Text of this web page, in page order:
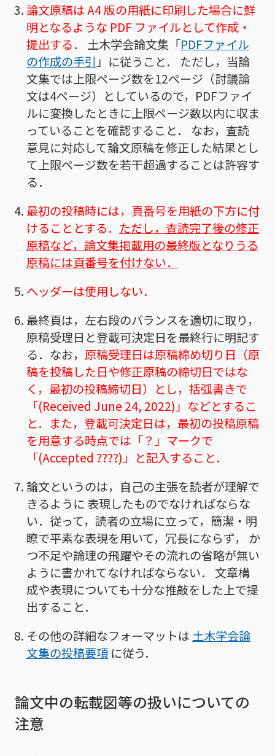
論文原稿は A4 版の用紙に印刷した場合に鮮
明となるような PDF ファイルとして作成・
提出する． 土木学会論文集「PDFファイル
の作成の手引」に従うこと． ただし，当論
文集では上限ページ数を12ページ（討議論
文は4ページ）としているので，PDFファイ
ルに変換したときに上限ページ数以内に収ま
っていることを確認すること． なお，査読
意見に対応して論文原稿を修正した結果とし
て上限ページ数を若干超過することは許容す
る．
最初の投稿時には，頁番号を用紙の下方に付
けることとする． ただし，査読完了後の修正
原稿など，論文集掲載用の最終版となりうる
原稿には頁番号を付けない．
ヘッダーは使用しない．
最終頁は，左右段のバランスを適切に取り，
原稿受理日と登載可決定日を最終行に明記す
る．なお， 原稿受理日は原稿締め切り日（原
稿を投稿した日や修正原稿の締切日ではな
く，最初の投稿締切日）とし，括弧書きで
「(Received June 24, 2022)」などとするこ
と．また，登載可決定日は，最初の投稿原稿
を用意する時点では「？」マークで
「(Accepted ????)」と記入すること．
論文というのは，自己の主張を読者が理解で
きるように 表現したものでなければならな
い．従って，読者の立場に立って，簡潔・明
瞭で平素な表現を用いて，冗長にならず， か
つ不足や論理の飛躍やその流れの省略が無い
ように書かれてなければならない． 文章構
成や表現についても十分な推敲をした上で提
出すること．
その他の詳細なフォーマットは 土木学会論
文集の投稿要項 に従う．
論文中の転載図等の扱いについての
注意